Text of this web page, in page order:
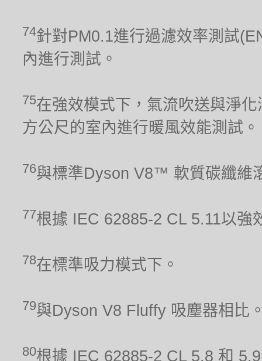
74針對PM0.1進行過濾效率測試
內進行測試。
75在強效模式下，氣流吹送與淨
方公尺的室內進行暖風效能測試。
76與標準Dyson V8™ 軟質碳纖維
77根據 IEC 62885-2 CL 5.11以強
78在標準吸力模式下。
79與Dyson V8 Fluffy 吸塵器相比
80根據 IEC 62885-2 CL 5.8 和